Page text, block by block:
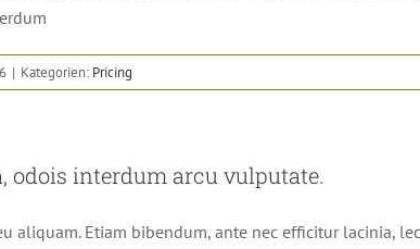
| Kategorien: Pricing
odois interdum arcu vulputate.
aliquam. Etiam bibendum, ante nec efficitur lacinia,